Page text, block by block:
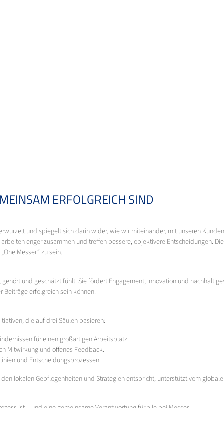
ERFOLGREICH SIND
und spiegelt sich darin wider, wie wir miteinander, mit unseren
enger zusammen und treffen bessere, objektivere Entscheidungen.
Messer“ zu sein.
und geschätzt fühlt. Sie fördert Engagement, Innovation und
Beiträge erfolgreich sein können.
die auf drei Säulen basieren:
für einen großartigen Arbeitsplatz.
Mitwirkung und offenes Feedback.
und Entscheidungsprozessen.
lokalen Gepflogenheiten und Strategien entspricht, unterstützt vom
ist – und eine gemeinsame Verantwortung für alle bei Messer.